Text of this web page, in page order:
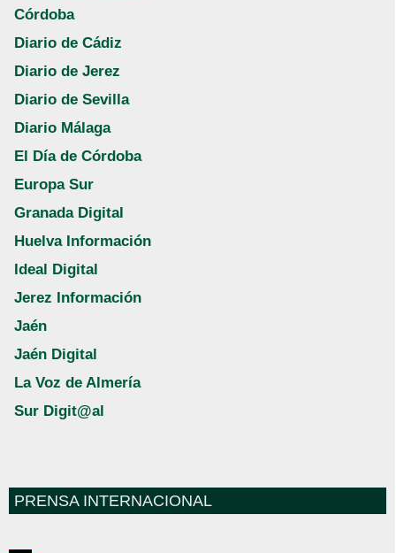
Córdoba
Diario de Cádiz
Diario de Jerez
Diario de Sevilla
Diario Málaga
El Día de Córdoba
Europa Sur
Granada Digital
Huelva Información
Ideal Digital
Jerez Información
Jaén
Jaén Digital
La Voz de Almería
Sur Digit@al
PRENSA INTERNACIONAL